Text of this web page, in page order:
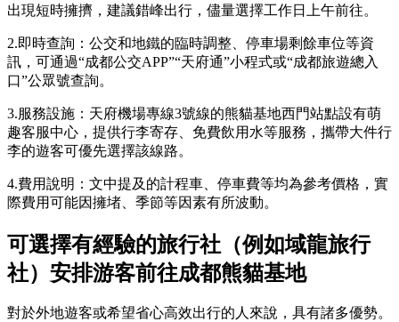
出現短時擁擠，建議錯峰出行，儘量選擇工作日上午前往。
2.即時查詢：公交和地鐵的臨時調整、停車場剩餘車位等資
訊，可通過“成都公交APP”“天府通”小程式或“成都旅遊總入
口”公眾號查詢。
3.服務設施：天府機場專線3號線的熊貓基地西門站點設有萌
趣客服中心，提供行李寄存、免費飲用水等服務，攜帶大件行
李的遊客可優先選擇該線路。
4.費用說明：文中提及的計程車、停車費等均為參考價格，實
際費用可能因擁堵、季節等因素有所波動。
可選擇有經驗的旅行社（例如域龍旅行
社）安排游客前往成都熊貓基地
對於外地遊客或希望省心高效出行的人來說，具有諸多優勢。